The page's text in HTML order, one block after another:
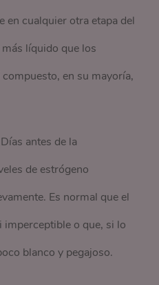
en cualquier otra etapa del
líquido que los
en su mayoría,
Días antes de la
de estrógeno
Es normal que el
imperceptible o que, si lo
blanco y pegajoso.